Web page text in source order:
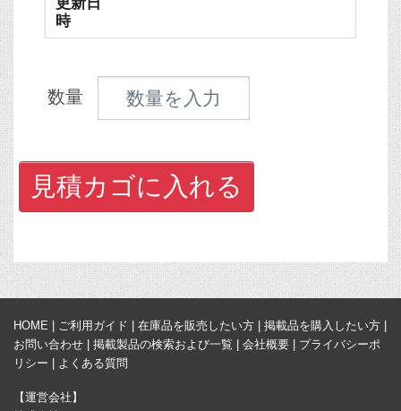
時
数量
見積カゴに入れる
HOME ご利用ガイド 在庫品を販売したい方 掲載品を購入したい方
お問い合わせ
掲載製品の検索および一覧 会社概要
プライバシーポ
リシー
よくある質問
【運営会社】